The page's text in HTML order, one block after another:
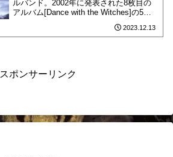
ルバンド。2002年に発表された8枚目の
アルバム[Dance with the Witches]の5曲
2023.12.13
スポンサーリンク